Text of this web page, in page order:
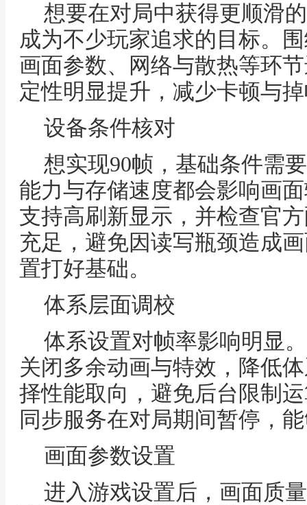
想要在对局中获得更顺滑
成为不少玩家追求的目标。
画面参数、网络与散热等环
定性明显提升，减少卡顿与
设备条件核对
想实现90帧，基础条件需
能力与存储速度都会影响画
支持高刷新显示，并检查官
充足，避免因读写瓶颈造成
置打好基础。
体系层面调校
体系设置对帧率影响明显
关闭多余动画与特效，降低
择性能取向，避免后台限制
同步服务在对局期间暂停，
画面参数设置
进入游戏设置后，画面质